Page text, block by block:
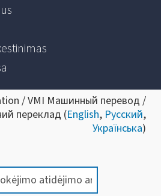
/ VMI Машинный перевод /
переклад (English, Русский,
Українська)